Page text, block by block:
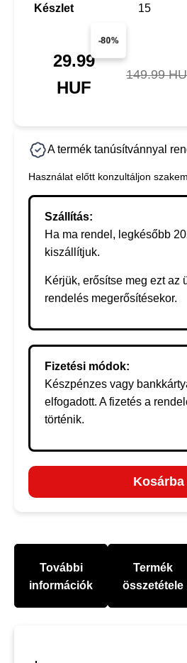
Készlet 15
-80%
29.99
HUF
149.99
A termék tanúsítvánnyal
Használat előtt konzultáljon
Szállítás:
Ha ma rendel, legkésőbb
kiszállítjuk.
Kérjük, erősítse meg ezt az
rendelés megerősítésekor.
Fizetési módok:
Készpénzes vagy
elfogadott. A fizetés a
történik.
Kosárba
További
információk
Termék
összetétele